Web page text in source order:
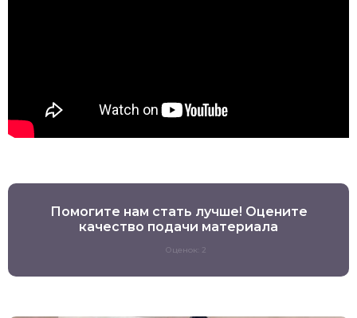
Помогите нам стать лучше! Оцените
качество подачи материала
Оценок: 2